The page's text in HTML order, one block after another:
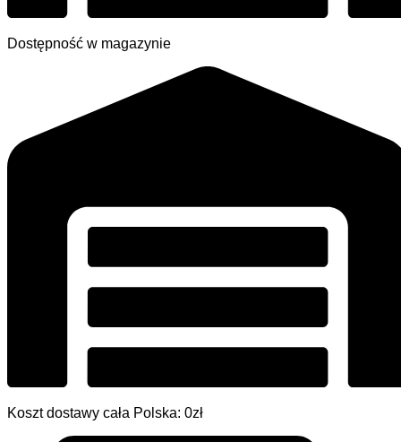
Dostępność w magazynie
Koszt dostawy cała Polska: 0zł